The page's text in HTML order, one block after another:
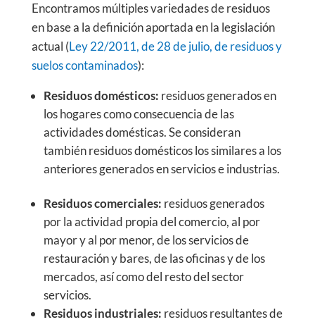
Encontramos múltiples variedades de residuos
en base a la definición aportada en la legislación
actual (Ley 22/2011, de 28 de julio, de residuos y
suelos contaminados):
Residuos domésticos: residuos generados en
los hogares como consecuencia de las
actividades domésticas. Se consideran
también residuos domésticos los similares a los
anteriores generados en servicios e industrias.
Residuos comerciales: residuos generados
por la actividad propia del comercio, al por
mayor y al por menor, de los servicios de
restauración y bares, de las oficinas y de los
mercados, así como del resto del sector
servicios.
Residuos industriales: residuos resultantes de